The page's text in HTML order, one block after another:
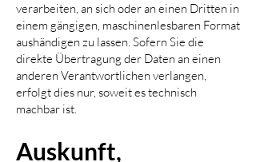
verarbeiten, an sich oder an einen Dritten in
einem gängigen, maschinenlesbaren Format
aushändigen zu lassen. Sofern Sie die
direkte Übertragung der Daten an einen
anderen Verantwortlichen verlangen,
erfolgt dies nur, soweit es technisch
machbar ist.
Auskunft,